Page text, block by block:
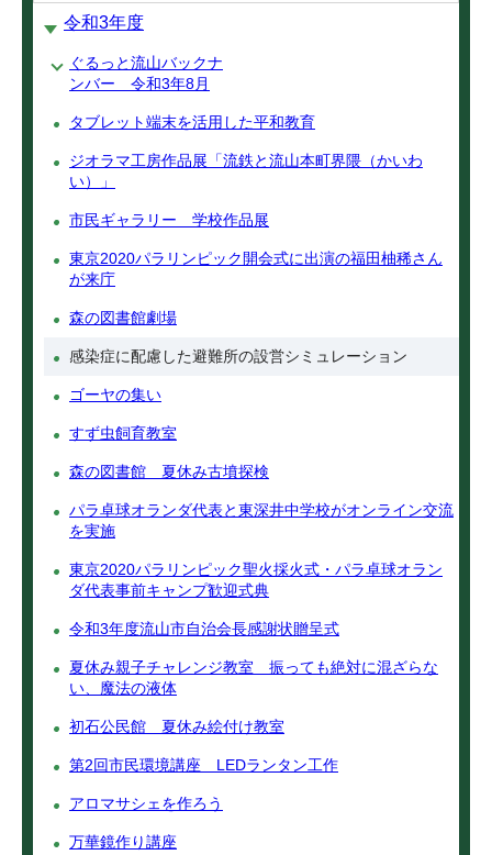
令和3年度
ぐるっと流山バックナ
ンバー 令和3年8月
タブレット端末を活用した平和教育
ジオラマ工房作品展「流鉄と流山本町界隈（かいわ
い）」
市民ギャラリー 学校作品展
東京2020パラリンピック開会式に出演の福田柚稀さん
が来庁
森の図書館劇場
感染症に配慮した避難所の設営シミュレーション
ゴーヤの集い
すず虫飼育教室
森の図書館 夏休み古墳探検
パラ卓球オランダ代表と東深井中学校がオンライン交流
を実施
東京2020パラリンピック聖火採火式・パラ卓球オラン
ダ代表事前キャンプ歓迎式典
令和3年度流山市自治会長感謝状贈呈式
夏休み親子チャレンジ教室 振っても絶対に混ざらな
い、魔法の液体
初石公民館 夏休み絵付け教室
第2回市民環境講座 LEDランタン工作
アロマサシェを作ろう
万華鏡作り講座